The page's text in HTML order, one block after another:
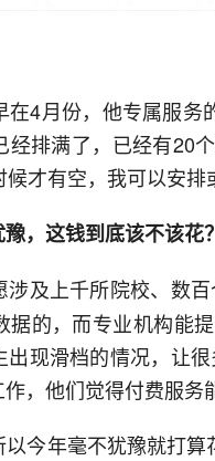
4月份，他专属服务
排满了，已经有20
才有空，我可以安排
，这钱到底该不该花？
涉及上千所院校、数
的，而专业机构能
现滑档的情况，让
，他们觉得付费服务
今年毫不犹豫就打